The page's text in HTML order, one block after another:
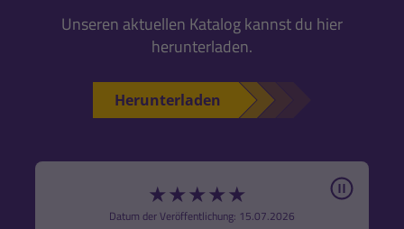
Unseren aktuellen Katalog kannst du hier
herunterladen.
Herunterladen
★★★★★
Datum der Veröffentlichung: 15.07.2026
Pause